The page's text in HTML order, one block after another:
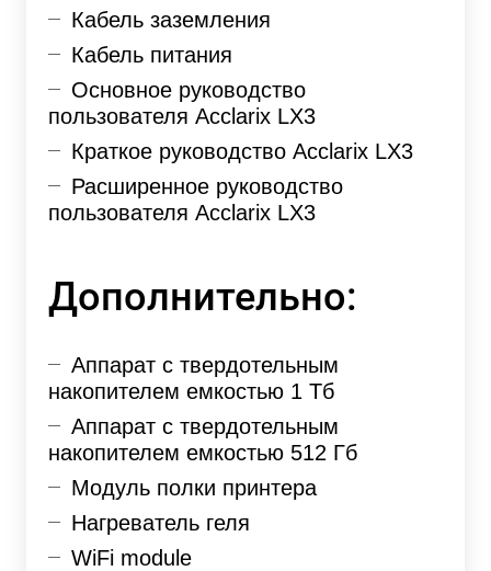
Кабель заземления
Кабель питания
Основное руководство
пользователя Acclarix LX3
Краткое руководство Acclarix LX3
Расширенное руководство
пользователя Acclarix LX3
Дополнительно:
Аппарат с твердотельным
накопителем емкостью 1 Тб
Аппарат с твердотельным
накопителем емкостью 512 Гб
Модуль полки принтера
Нагреватель геля
WiFi module